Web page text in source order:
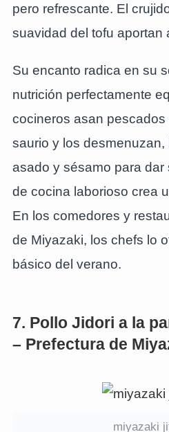
pero refrescante. El
suavidad del tofu aportan
Su encanto radica en su
nutrición perfectamente
cocineros asan
saurio y los
asado y sésamo para dar
de cocina laborioso crea
En los comedores y
de Miyazaki, los chefs lo
básico del verano.
7. Pollo Jidori a la
– Prefectura de
miyazaki